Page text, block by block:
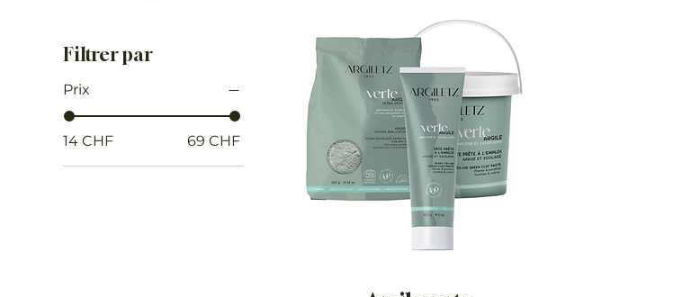
Filtrer par
Prix
14 CHF 69 CHF